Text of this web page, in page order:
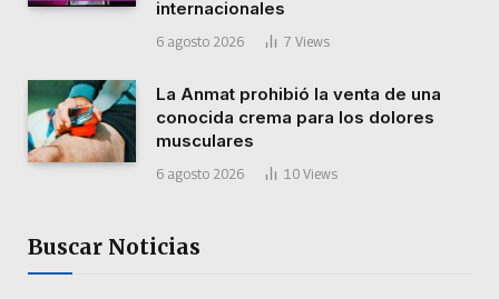
internacionales
6 agosto 2026 7 Views
La Anmat prohibió la venta de una
conocida crema para los dolores
musculares
6 agosto 2026 10 Views
Buscar Noticias